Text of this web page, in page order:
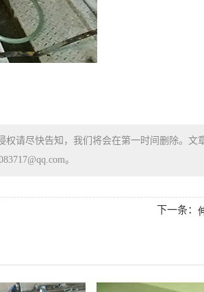
请尽快告知，我们将会在第一时间删除。文
。
下一条：